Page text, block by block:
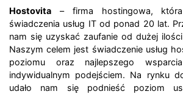
Hostovita – firma hostingowa,
świadczenia usług IT od ponad 20 lat.
nam się uzyskać zaufanie od dużej
Naszym celem jest świadczenie usług
poziomu oraz najlepszego
indywidualnym podejściem. Na rynku
udało nam się podnieść poziom